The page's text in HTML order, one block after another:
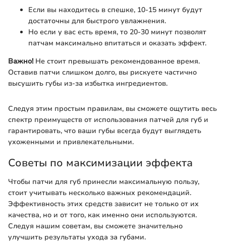
Если вы находитесь в спешке, 10-15 минут будут
достаточны для быстрого увлажнения.
Но если у вас есть время, то 20-30 минут позволят
патчам максимально впитаться и оказать эффект.
Важно! Не стоит превышать рекомендованное время.
Оставив патчи слишком долго, вы рискуете частично
высушить губы из-за избытка ингредиентов.
Следуя этим простым правилам, вы сможете ощутить весь
спектр преимуществ от использования патчей для губ и
гарантировать, что ваши губы всегда будут выглядеть
ухоженными и привлекательными.
Советы по максимизации эффекта
Чтобы патчи для губ принесли максимальную пользу,
стоит учитывать несколько важных рекомендаций.
Эффективность этих средств зависит не только от их
качества, но и от того, как именно они используются.
Следуя нашим советам, вы сможете значительно
улучшить результаты ухода за губами.